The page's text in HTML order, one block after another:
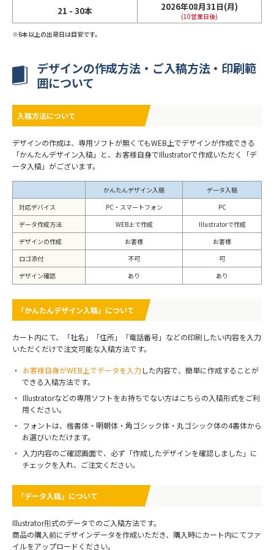
21 - 30本 2026年08月31日(月)
(10営業日後)
6本以上の出荷日は目安です。
デザインの作成方法・ご入稿方法・印刷範
囲について
入稿方法について
デザインの作成は、専用ソフトが無くてもWEB上でデザインが作成できる
「かんたんデザイン入稿」と、お客様自身でIllustratorで作成いただく「デ
ータ入稿」がございます。
かんたんデザイン入稿
データ入稿
対応デバイス
PC・スマートフォン
PC
データ作成方法
WEB上で作成
Illustratorで作成
デザインの作成
お客様
お客様
ロゴ添付
不可
可
デザイン確認
あり あり
「かんたんデザイン入稿」について
カート内にて、「社名」「住所」「電話番号」などの印刷したい内容を入力
いただくだけで注文可能な入稿方法です。
お客様自身がWEB上でデータを入力した内容で、簡単に作成することが
できる入稿方法です。
Illustratorなどの専用ソフトをお持ちでない方はこちらの入稿形式をご利
用ください。
フォントは、楷書体・明朝体・角ゴシック体・丸ゴシック体の4書体から
お選びいただけます。
入力内容のご確認画面で、必ず「作成したデザインを確認しました」に
チェックを入れ、ご注文ください。
「データ入稿」について
Illustrator形式のデータでのご入稿方法です。
商品の購入前にデザインデータを作成いただき、購入時にカート内にてファ
イルをアップロードください。